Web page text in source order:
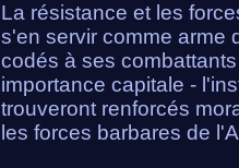
La résistance et les
s'en servir comme arme
codés à ses
importance capitale -
trouveront renforcés
les forces barbares de